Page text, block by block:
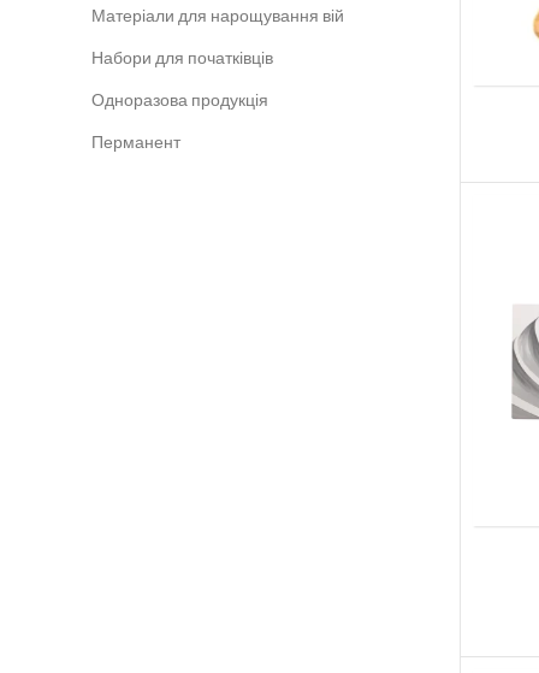
Матеріали для нарощування вій
Набори для початківців
Одноразова продукція
Перманент